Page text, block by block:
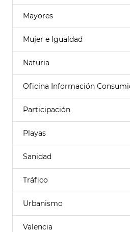
Mayores
Mujer e Igualdad
Naturia
Oficina Información
Participación
Playas
Sanidad
Tráfico
Urbanismo
Valencia